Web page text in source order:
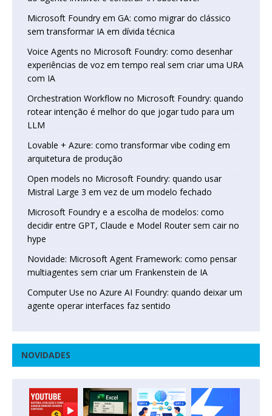
Microsoft Foundry em GA: como migrar do clássico
sem transformar IA em dívida técnica
Voice Agents no Microsoft Foundry: como desenhar
experiências de voz em tempo real sem criar uma URA
com IA
Orchestration Workflow no Microsoft Foundry: quando
rotear intenção é melhor do que jogar tudo para um
LLM
Lovable + Azure: como transformar vibe coding em
arquitetura de produção
Open models no Microsoft Foundry: quando usar
Mistral Large 3 em vez de um modelo fechado
Microsoft Foundry e a escolha de modelos: como
decidir entre GPT, Claude e Model Router sem cair no
hype
Novidade: Microsoft Agent Framework: como pensar
multiagentes sem criar um Frankenstein de IA
Computer Use no Azure AI Foundry: quando deixar um
agente operar interfaces faz sentido
NOVIDADES